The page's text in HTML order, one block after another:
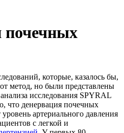
почечных
которые, казалось бы,
метод, но были представлены
исследования SPYRAL
что денервация почечных
артериального давления
с легкой и